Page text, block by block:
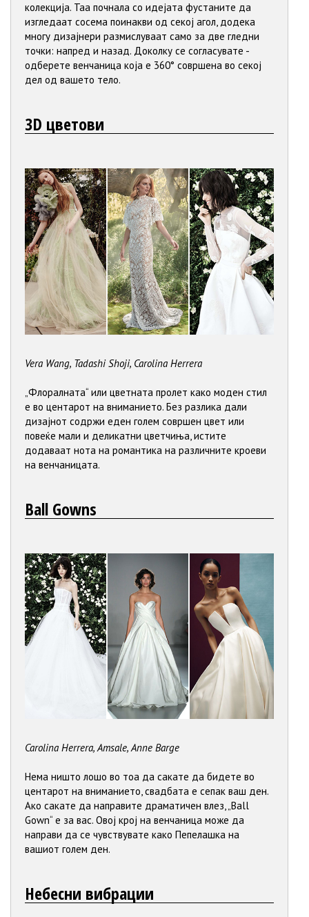
колекција. Таа почнала со идејата фустаните да
изгледаат сосема поинакви од секој агол, додека
многу дизајнери размислуваат само за две гледни
точки: напред и назад. Доколку се согласувате -
одберете венчаница која е 360° совршена во секој
дел од вашето тело.
3D цветови
Vera Wang, Tadashi Shoji, Carolina Herrera
„Флоралната“ или цветната пролет како моден стил
е во центарот на вниманието. Без разлика дали
дизајнот содржи еден голем совршен цвет или
повеќе мали и деликатни цветчиња, истите
додаваат нота на романтика на различните кроеви
на венчаницата.
Ball Gowns
Carolina Herrera, Amsale, Anne Barge
Нема ништо лошо во тоа да сакате да бидете во
центарот на вниманието, свадбата е сепак ваш ден.
Ако сакате да направите драматичен влез, „Ball
Gown“ е за вас. Овој крој на венчаница може да
направи да се чувствувате како Пепелашка на
вашиот голем ден.
Небесни вибрации